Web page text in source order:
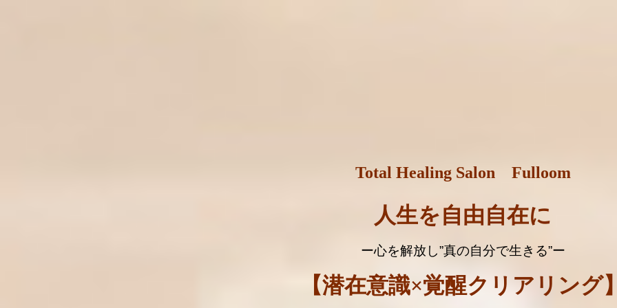
Total Healing Salon Fulloom
人生を自由自在に
ー心を解放し”真の自分で生きる”ー
【潜在意識×覚醒クリアリング